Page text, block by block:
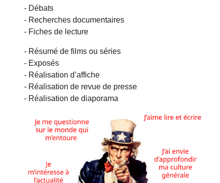
- Débats
- Recherches documentaires
- Fiches de lecture
- Résumé de films ou séries
- Exposés
- Réalisation d’affiche
- Réalisation de revue de presse
- Réalisation de diaporama